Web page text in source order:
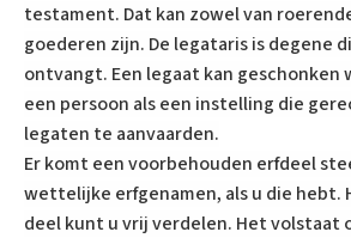
testament. Dat kan zowel van
goederen zijn. De legataris is degene
ontvangt. Een legaat kan geschonken
een persoon als een instelling die
legaten te aanvaarden.
Er komt een voorbehouden erfdeel
wettelijke erfgenamen, als u die hebt.
deel kunt u vrij verdelen. Het volstaat